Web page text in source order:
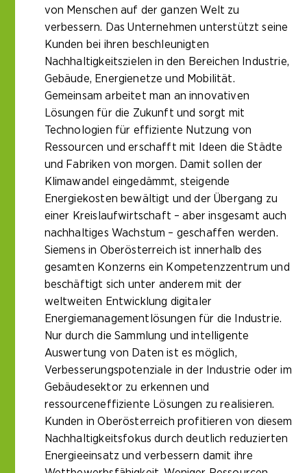
von Menschen auf der ganzen Welt zu
verbessern. Das Unternehmen unterstützt seine
Kunden bei ihren beschleunigten
Nachhaltigkeitszielen in den Bereichen Industrie,
Gebäude, Energienetze und Mobilität.
Gemeinsam arbeitet man an innovativen
Lösungen für die Zukunft und sorgt mit
Technologien für effiziente Nutzung von
Ressourcen und erschafft mit Ideen die Städte
und Fabriken von morgen. Damit sollen der
Klimawandel eingedämmt, steigende
Energiekosten bewältigt und der Übergang zu
einer Kreislaufwirtschaft – aber insgesamt auch
nachhaltiges Wachstum – geschaffen werden.
Siemens in Oberösterreich ist innerhalb des
gesamten Konzerns ein Kompetenzzentrum und
beschäftigt sich unter anderem mit der
weltweiten Entwicklung digitaler
Energiemanagementlösungen für die Industrie.
Nur durch die Sammlung und intelligente
Auswertung von Daten ist es möglich,
Verbesserungspotenziale in der Industrie oder im
Gebäudesektor zu erkennen und
ressourceneffiziente Lösungen zu realisieren.
Kunden in Oberösterreich profitieren von diesem
Nachhaltigkeitsfokus durch deutlich reduzierten
Energieeinsatz und verbessern damit ihre